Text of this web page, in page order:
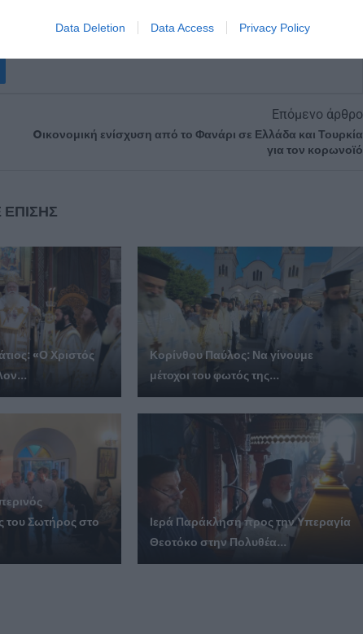
Data Deletion Data Access Privacy Policy
Επόμενο άρθρο
Oικονομική ενίσχυση από το Φανάρι σε Ελλάδα και Τουρκία
για τον κορωνοϊό
ΕΠΙΣΗΣ
«Ο Χριστός
Κορίνθου Παύλος: Να γίνουμε
μέτοχοι του φωτός της...
Σωτήρος στο
Ιερά Παράκληση προς την Υπεραγία
Θεοτόκο στην Πολυθέα...